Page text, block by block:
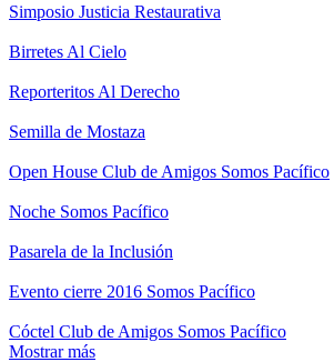
Simposio Justicia Restaurativa
Birretes Al Cielo
Reporteritos Al Derecho
Semilla de Mostaza
Open House Club de Amigos Somos Pacífico
Noche Somos Pacífico
Pasarela de la Inclusión
Evento cierre 2016 Somos Pacífico
Cóctel Club de Amigos Somos Pacífico
Mostrar más